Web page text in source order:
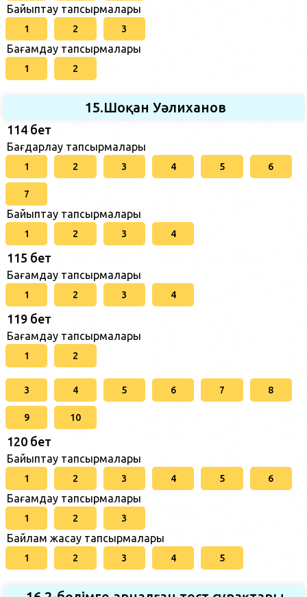
Байыптау тапсырмалары
1 2 3
Бағамдау тапсырмалары
1 2
15.Шоқан Уәлиханов
114 бет
Бағдарлау тапсырмалары
1 2 3 4 5 6
7
Байыптау тапсырмалары
1 2 3 4
115 бет
Бағамдау тапсырмалары
1 2 3 4
119 бет
Бағамдау тапсырмалары
1 2
3 4 5 6 7 8
9 10
120 бет
Байыптау тапсырмалары
1 2 3 4 5 6
Бағамдау тапсырмалары
1 2 3
Байлам жасау тапсырмалары
1 2 3 4 5